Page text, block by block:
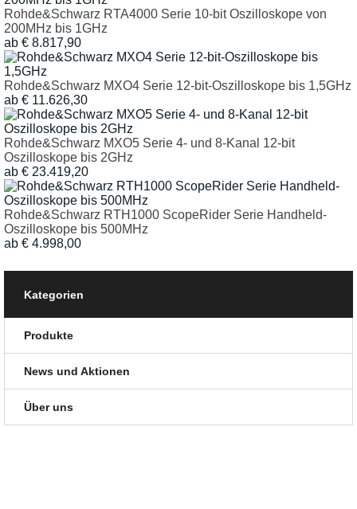
Rohde&Schwarz RTA4000 Serie 10-bit Oszilloskope von
200MHz bis 1GHz
ab € 8.817,90
Rohde&Schwarz MXO4 Serie 12-bit-Oszilloskope bis 1,5GHz
ab € 11.626,30
Rohde&Schwarz MXO5 Serie 4- und 8-Kanal 12-bit
Oszilloskope bis 2GHz
ab € 23.419,20
Rohde&Schwarz RTH1000 ScopeRider Serie Handheld-
Oszilloskope bis 500MHz
ab € 4.998,00
Kategorien
Produkte
News und Aktionen
Über uns